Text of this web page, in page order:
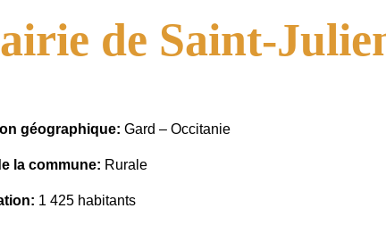
de Saint-
géographique: Gard – Occitanie
la commune: Rurale
1 425 habitants